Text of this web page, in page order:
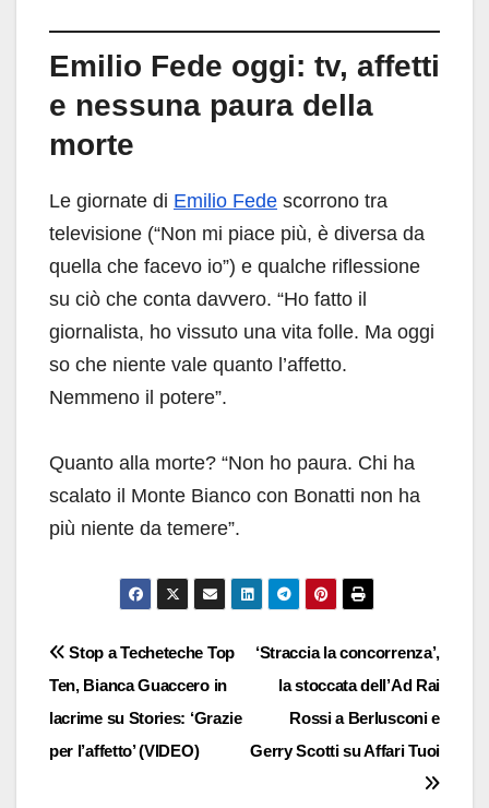
Emilio Fede oggi: tv, affetti
e nessuna paura della
morte
Le giornate di Emilio Fede scorrono tra
televisione (“Non mi piace più, è diversa da
quella che facevo io”) e qualche riflessione
su ciò che conta davvero. “Ho fatto il
giornalista, ho vissuto una vita folle. Ma oggi
so che niente vale quanto l’affetto.
Nemmeno il potere”.
Quanto alla morte? “Non ho paura. Chi ha
scalato il Monte Bianco con Bonatti non ha
più niente da temere”.
Navigazione
articoli
‘Straccia la concorrenza’,
la stoccata dell’Ad Rai
Rossi a Berlusconi e
Gerry Scotti su Affari Tuoi
Stop a Techeteche Top
Ten, Bianca Guaccero in
lacrime su Stories: ‘Grazie
per l’affetto’ (VIDEO)